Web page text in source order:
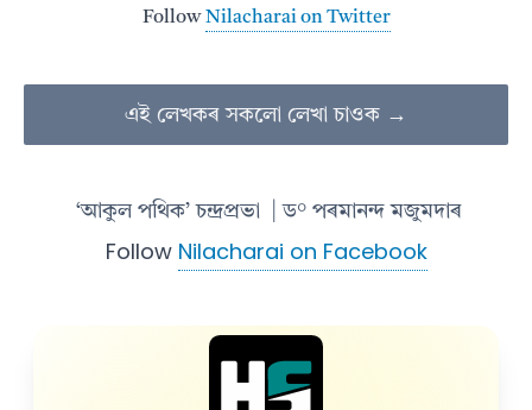
FollowNilacharai on Twitter
এই লেখকৰ সকলো লেখা চাওক →
‘আকুল পথিক’ চন্দ্ৰপ্ৰভা | ড° পৰমানন্দ মজুমদাৰ
Follow Nilacharai on Facebook